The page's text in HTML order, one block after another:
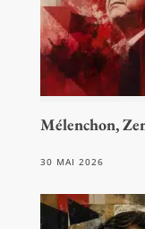
Mélenchon,
30 MAI 2026